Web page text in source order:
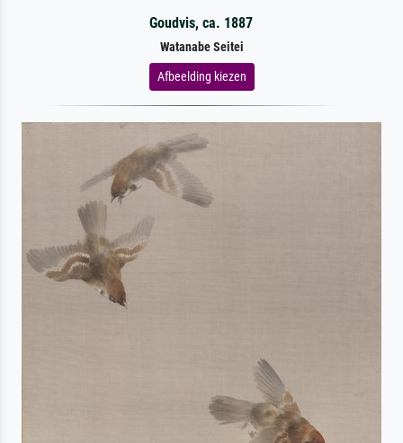
Goudvis, ca. 1887
Watanabe Seitei
Afbeelding kiezen